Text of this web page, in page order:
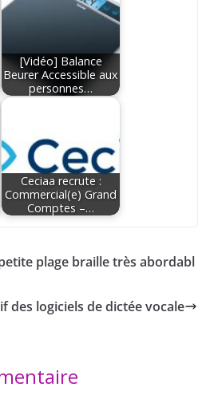
[Vidéo] Balance
Beurer Accessible aux
personnes…
Ceciaa recrute :
Commercial(e) Grand
Comptes –…
plage braille très abordabl
des logiciels de dictée vocale